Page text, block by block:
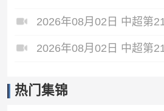
热门集锦